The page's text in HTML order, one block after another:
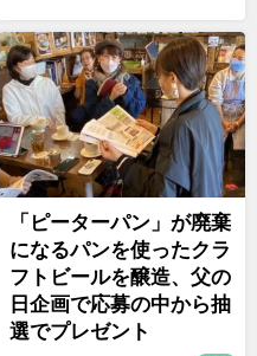
「ピーターパン」が廃棄
になるパンを使ったクラ
フトビールを醸造、父の
日企画で応募の中から抽
選でプレゼント